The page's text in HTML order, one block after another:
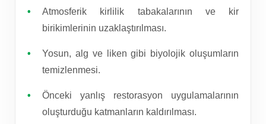
Atmosferik kirlilik tabakalarının ve kir
birikimlerinin uzaklaştırılması.
Yosun, alg ve liken gibi biyolojik oluşumların
temizlenmesi.
Önceki yanlış restorasyon uygulamalarının
oluşturduğu katmanların kaldırılması.